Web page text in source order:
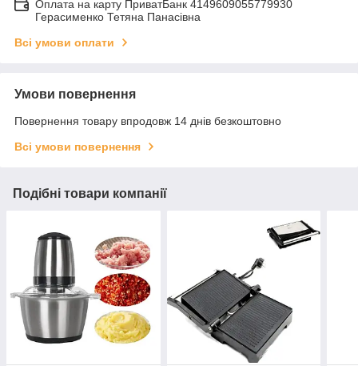
Оплата на карту ПриватБанк 4149609055779930
Герасименко Тетяна Панасівна
Всі умови оплати
Умови повернення
Повернення товару впродовж 14 днів безкоштовно
Всі умови повернення
Подібні товари компанії